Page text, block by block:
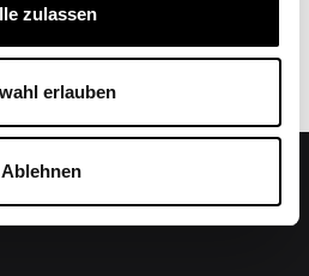
zulassen
erlauben
Ablehnen